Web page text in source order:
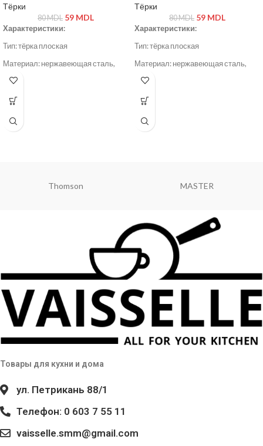
Тёрки
80MDL 59 MDL
Характеристики:
Тип: тёрка плоская
Материал: нержавеющая сталь,
пластик
Тёрки
80MDL 59 MDL
Характеристики:
Тип: тёрка плоская
Материал: нержавеющая сталь,
пластик
Danny Home
Товары для кухни и дома
ул. Петрикань 88/1
Телефон: 0 603 7 55 11
vaisselle.smm@gmail.com